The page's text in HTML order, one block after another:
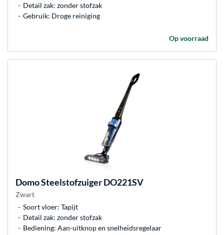
Detail zak: zonder stofzak
Gebruik: Droge reiniging
Op voorraad
DomoSteelstofzuiger DO221SV
Zwart
Soort vloer: Tapijt
Detail zak: zonder stofzak
Bediening: Aan-uitknop en snelheidsregelaar